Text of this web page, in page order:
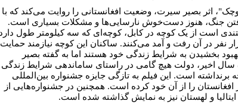
اثر بصیر سیرت، وضعیت افغانستانی را روایت می‌کند که با
جنگ، هنوز دست‌خوش نارسایی‌ها و مشکلات بسیاری است.
است از یک کوچه در کابل، کوچه‌ای که سه کیلومتر طول
۳۰ هزار نفر در آن رفت و آمد می‌کنند. ساکنان این کوچه نیازمند حمایت
بخشیدن به شرایط زندگی خود هستند اما به گفته بصیر
اخیر، دولت هیچ گامی در راستای ساماندهی شرایط زندگی
برنداشته است. این فیلم به تازگی جایزه جشنواره بین‌المللی
را از آن خود کرده است. همچنین در جشنواره‌هایی از
ایتالیا و لهستان نیز به نمایش گذاشته شده است.